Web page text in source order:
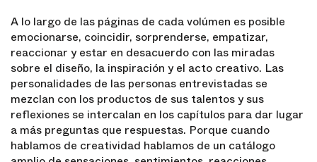
A lo largo de las páginas de cada volúmen es posible
emocionarse, coincidir, sorprenderse, empatizar,
reaccionar y estar en desacuerdo con las miradas
sobre el diseño, la inspiración y el acto creativo. Las
personalidades de las personas entrevistadas se
mezclan con los productos de sus talentos y sus
reflexiones se intercalan en los capítulos para dar lugar
a más preguntas que respuestas. Porque cuando
hablamos de creatividad hablamos de un catálogo